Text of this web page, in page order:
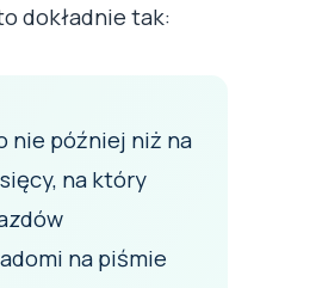
dokładnie tak:
nie później niż na
na który
na piśmie